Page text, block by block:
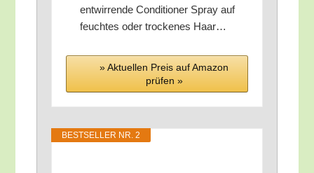
ent­wir­ren­de Con­di­tio­ner Spray auf
feuch­tes oder tro­cke­nes Haar…
» Aktu­el­len Preis auf Ama­zon
prü­fen »
BEST­SEL­LER NR. 2